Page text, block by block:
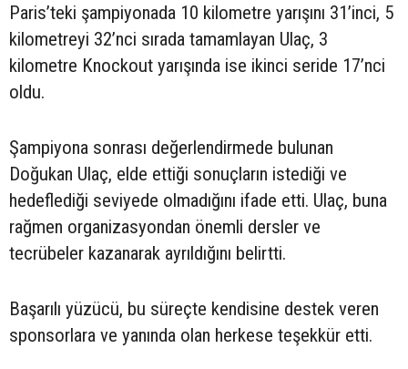
Paris’teki şampiyonada 10 kilometre yarışını 31’inci, 5
kilometreyi 32’nci sırada tamamlayan Ulaç, 3
kilometre Knockout yarışında ise ikinci seride 17’nci
oldu.
Şampiyona sonrası değerlendirmede bulunan
Doğukan Ulaç, elde ettiği sonuçların istediği ve
hedeflediği seviyede olmadığını ifade etti. Ulaç, buna
rağmen organizasyondan önemli dersler ve
tecrübeler kazanarak ayrıldığını belirtti.
Başarılı yüzücü, bu süreçte kendisine destek veren
sponsorlara ve yanında olan herkese teşekkür etti.